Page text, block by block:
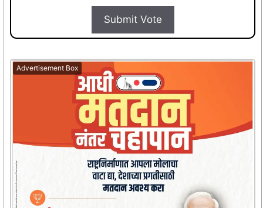
Submit Vote
Advertisement Box